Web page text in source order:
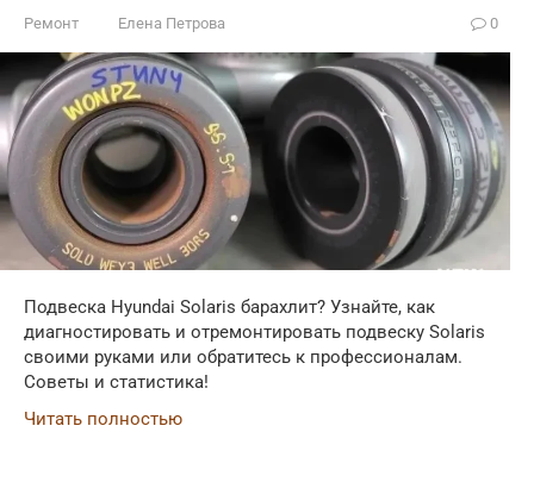
Ремонт Елена Петрова 0
Подвеска Hyundai Solaris барахлит? Узнайте, как
диагностировать и отремонтировать подвеску Solaris
своими руками или обратитесь к профессионалам.
Советы и статистика!
Читать полностью